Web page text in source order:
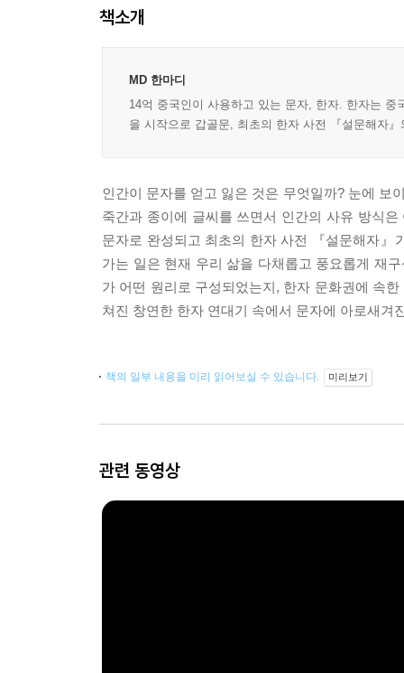
책소개
MD 한마디
14억 중국인이 사용하고 있는 문자, 한자. 한자는
을 시작으로 갑골문, 최초의 한자 사전 『설문해자
인간이 문자를 얻고 잃은 것은 무엇일까? 눈에 보
죽간과 종이에 글씨를 쓰면서 인간의 사유 방식
문자로 완성되고 최초의 한자 사전 『설문해자』
가는 일은 현재 우리 삶을 다채롭고 풍요롭게 재
가 어떤 원리로 구성되었는지, 한자 문화권에 속
쳐진 창연한 한자 연대기 속에서 문자에 아로새겨
책의 일부 내용을 미리 읽어보실 수 있습니다. 미리보기
관련 동영상